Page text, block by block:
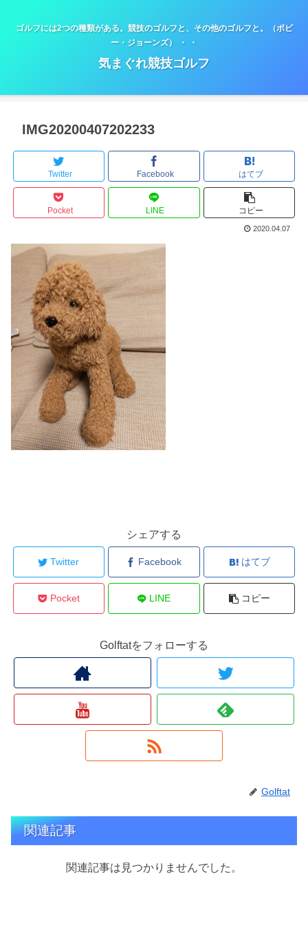
ゴルフには2つの種類がある。競技のゴルフと、その他のゴルフと。（ボビ
ー・ジョーンズ） ・ ・
気まぐれ競技ゴルフ
IMG20200407202233
Twitter Facebook はてブ
Pocket LINE コピー
2020.04.07
シェアする
Twitter Facebook はてブ
Pocket LINE コピー
Golftatをフォローする
Golftat
関連記事
関連記事は見つかりませんでした。